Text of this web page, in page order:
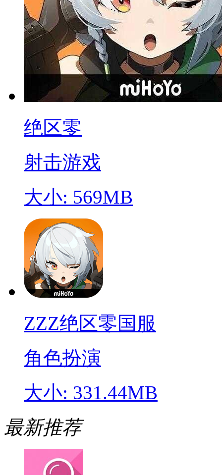
绝区零
射击游戏
大小: 569MB
ZZZ绝区零国服
角色扮演
大小: 331.44MB
最新推荐